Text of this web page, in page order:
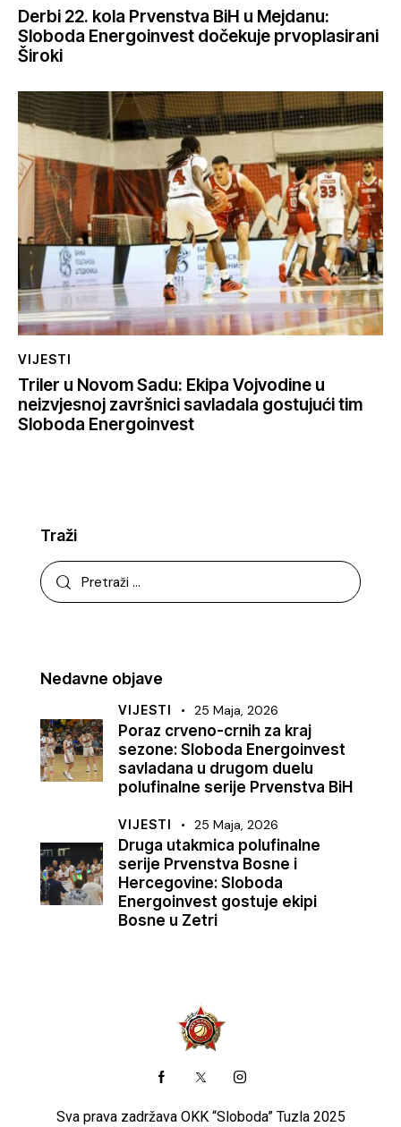
Derbi 22. kola Prvenstva BiH u Mejdanu:
Sloboda Energoinvest dočekuje prvoplasirani
Široki
VIJESTI
Triler u Novom Sadu: Ekipa Vojvodine u
neizvjesnoj završnici savladala gostujući tim
Sloboda Energoinvest
Traži
Nedavne objave
VIJESTI 25 Maja, 2026
Poraz crveno-crnih za kraj
sezone: Sloboda Energoinvest
savladana u drugom duelu
polufinalne serije Prvenstva BiH
VIJESTI 25 Maja, 2026
Druga utakmica polufinalne
serije Prvenstva Bosne i
Hercegovine: Sloboda
Energoinvest gostuje ekipi
Bosne u Zetri
Sva prava zadržava OKK “Sloboda” Tuzla 2025